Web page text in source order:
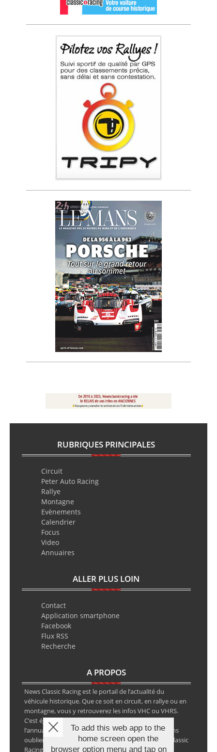
RUBRIQUES PRINCIPALES
Circuit
Peter Auto Racing
Rallye
Montagne
Evènements
Calendrier
Focus
Video
Annuaires
ALLER PLUS LOIN
Contact
Application smartphone
Facebook
Flux RSS
Recherche
A PROPOS
News Classic Racing est le portail de l’actualité du
véhicule historique. Que ce soit en circuit, en rallye ou en
montagne, vous y retrouverez les infos VHC ou VHRS.
C’est également le calendrier des épreuves ainsi que
l’annuaire des spécialistes de la voiture ancienne, sans
oublier les petites annonces avec notre partenaire Classic
Racing Annonces.
To add this web app to the
home screen open the
browser option menu and tap on